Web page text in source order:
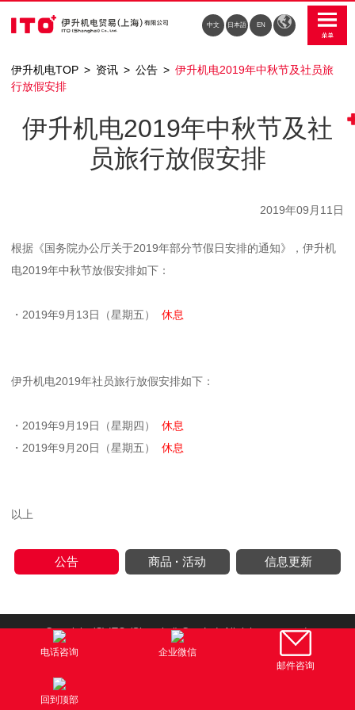
中文 日本語 EN
伊升机电TOP 资讯 公告
伊升机电2019年中秋节及社员旅
行放假安排
伊升机电2019年中秋节及社
员旅行放假安排
2019年09月11日
根据《国务院办公厅关于2019年部分节假日安排的通知》，伊升机
电2019年中秋节放假安排如下：
・2019年9月13日（星期五） 休息
伊升机电2019年社员旅行放假安排如下：
・2019年9月19日（星期四） 休息
・2019年9月20日（星期五） 休息
以上
公告 商品 · 活动 信息更新
Copyright (C) ITO (Shanghai) Co., Ltd. All rights reserved.
电话咨询
企业微信
邮件咨询
回到顶部